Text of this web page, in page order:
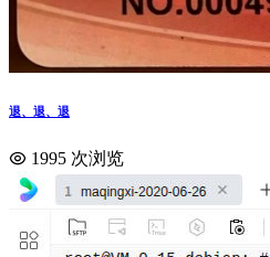
退、退、退
1995 次浏览